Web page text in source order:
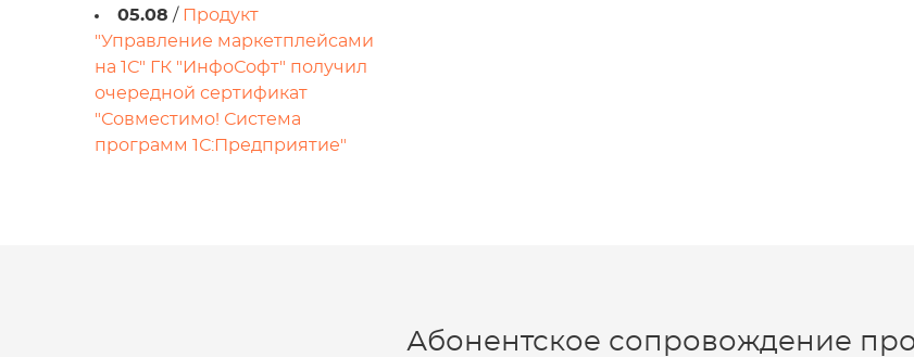
05.08 / Продукт
"Управление маркетплейсами
на 1С" ГК "ИнфоСофт" получил
очередной сертификат
"Совместимо! Система
программ 1С:Предприятие"
Абонентское сопровождение